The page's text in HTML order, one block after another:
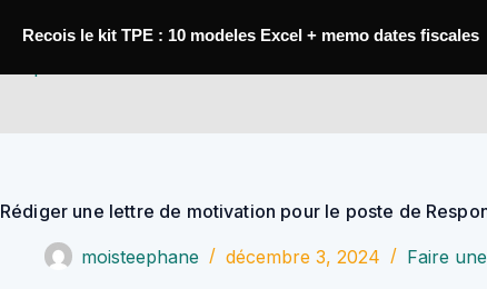
Rédiger une lettre de motivation pour le poste de
moisteephane décembre 3, 2024 Faire
Recois le kit TPE : 10 modeles Excel + memo dates fiscales